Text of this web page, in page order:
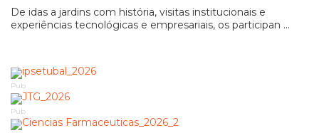
De idas a jardins com história, visitas institucionais e
experiências tecnológicas e empresariais, os participan ...
Pub
Pub